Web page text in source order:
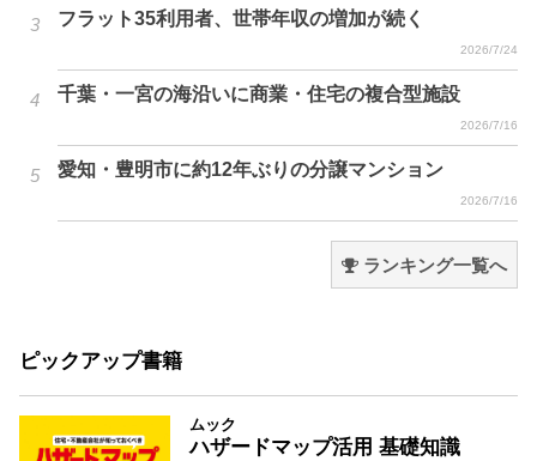
フラット35利用者、世帯年収の増加が続く
2026/7/24
千葉・一宮の海沿いに商業・住宅の複合型施設
2026/7/16
愛知・豊明市に約12年ぶりの分譲マンション
2026/7/16
ランキング一覧へ
ピックアップ書籍
ムック
ハザードマップ活用 基礎知識